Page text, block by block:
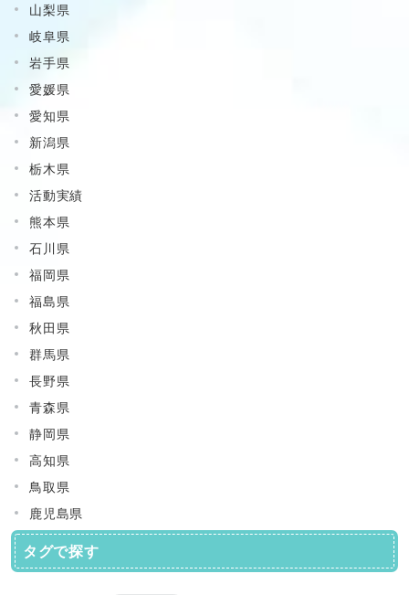
山梨県
岐阜県
岩手県
愛媛県
愛知県
新潟県
栃木県
活動実績
熊本県
石川県
福岡県
福島県
秋田県
群馬県
長野県
青森県
静岡県
高知県
鳥取県
鹿児島県
タグで探す